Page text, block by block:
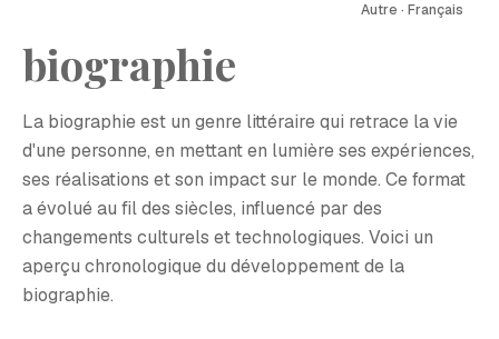
Autre · Français
biographie
La biographie est un genre littéraire qui retrace la vie
d'une personne, en mettant en lumière ses expériences,
ses réalisations et son impact sur le monde. Ce format
a évolué au fil des siècles, influencé par des
changements culturels et technologiques. Voici un
aperçu chronologique du développement de la
biographie.